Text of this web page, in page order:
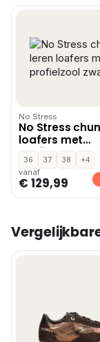
No Stress
No Stress
loafers met
profielzool
36 37 38
+4
vanaf
€ 129,99